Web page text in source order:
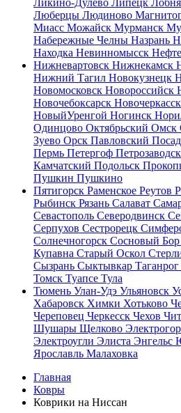
Ликино-Дулево Липецк Лобня
Люберцы Людиново
Миасс Можайск Мурманск
Набережные Челны Назрань
Находка Невинномысск
Нижневартовск Нижнекамск
Нижний Тагил Новокузнецк
Новомосковск Новороссийск
Новочебоксарск Новочеркасск
НовыйУренгой Ногинск
Одинцово Октябрьский Омск
Зуево Орск Павловский Посад
Пермь Петергоф Петрозаводск
Камчатский Подольск
Пушкин Пушкино
Пятигорск Раменское Реутов
Рыбинск Рязань Салават
Севастополь Северодвинск
Серпухов Сестрорецк
Солнечногорск Сосновый Бор
Купавна Старый Оскол
Сызрань Сыктывкар Таганрог
Томск Туапсе Тула
Тюмень Улан-Удэ Ульяновск
Хабаровск Химки Хотьково
Череповец Черкесск Чехов
Шушары Щелково
Электроугли Элиста Энгельс
Ярославль Малаховка
Главная
Ковры
Коврики на Ниссан